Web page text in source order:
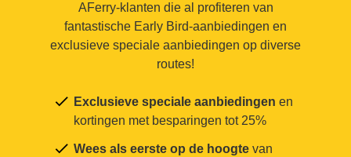
AFerry-klanten die al profiteren van
fantastische Early Bird-aanbiedingen en
exclusieve speciale aanbiedingen op diverse
routes!
Exclusieve speciale aanbiedingen en
kortingen met besparingen tot 25%
Wees als eerste op de hoogte van